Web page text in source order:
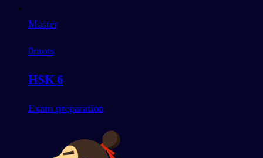
Master
0mots
HSK 6
Exam preparation